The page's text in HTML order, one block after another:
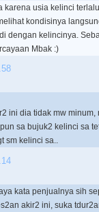
karena usia kelinci
kondisinya
dengan kelincinya.
Mbak :)
ini dia tidak mw minum,
sa bujuk2 kelinci sa
sm kelinci sa..
kata penjualnya sih
akir2 ini, suka